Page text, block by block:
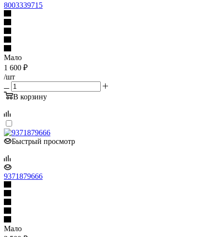
8003339715
Мало
1 600 ₽
/шт
В корзину
Быстрый просмотр
9371879666
Мало